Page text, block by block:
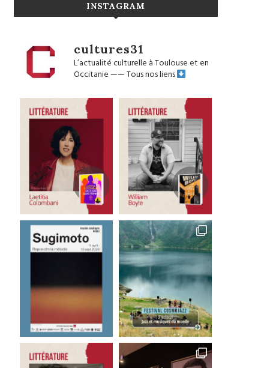
INSTAGRAM
cultures31
L’actualité culturelle à Toulouse et en
Occitanie——Tous nos liens